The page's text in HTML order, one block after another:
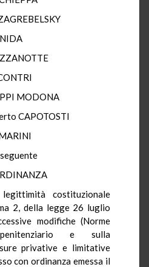
MODONA
CAPOTOSTI
costituzionale
2, della legge 26 luglio
modifiche (Norme
penitenziario e sulla
privative e limitative
con ordinanza emessa il